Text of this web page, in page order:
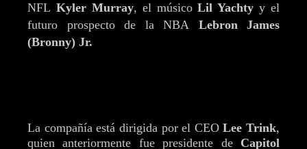
NFL Kyler Murray, el músicoLil Yachty y el
futuro prospecto de la NBA Lebron James
(Bronny) Jr.
La compañía está dirigida por el CEOLee Trink,
quien anteriormente fue presidente de Capitol